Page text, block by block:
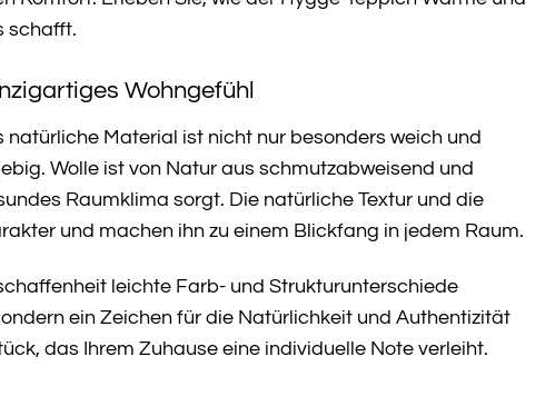
schafft.
Wohngefühl
natürliche Material ist nicht nur besonders weich und
Wolle ist von Natur aus schmutzabweisend und
Raumklima sorgt. Die natürliche Textur und die
und machen ihn zu einem Blickfang in jedem Raum.
leichte Farb- und Strukturunterschiede
ein Zeichen für die Natürlichkeit und Authentizität
das Ihrem Zuhause eine individuelle Note verleiht.